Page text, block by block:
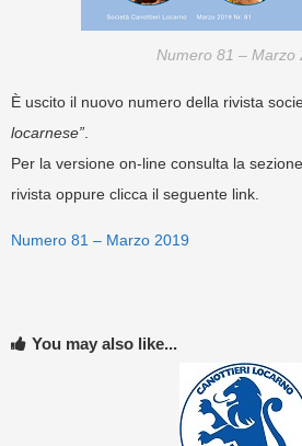
Numero 81 – Marzo
È uscito il nuovo numero della rivista
locarnese”
Per la versione on-line consulta la
rivista oppure clicca il seguente link.
Numero 81 – Marzo 2019
You may also like...